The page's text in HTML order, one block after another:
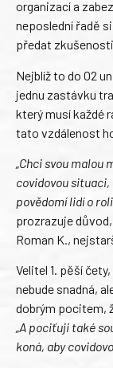
organizací a
neposlední řadě
předat
Nejblíž to do O2
jednu zastávku
který musí každé
tato vzdálenost
„Chci svou malou
covidovou
povědomí lidí o
prozrazuje
Roman K.,
Velitel 1. pěší
nebude snadná,
dobrým pocitem,
„A pociťuji také
koná, aby